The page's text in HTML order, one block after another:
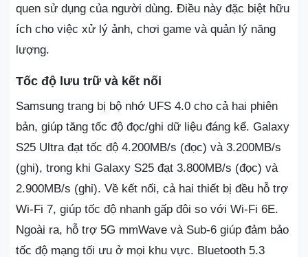
quen sử dụng của người dùng. Điều này đặc biệt hữu
ích cho việc xử lý ảnh, chơi game và quản lý năng
lượng.
Tốc độ lưu trữ và kết nối
Samsung trang bị bộ nhớ UFS 4.0 cho cả hai phiên
bản, giúp tăng tốc độ đọc/ghi dữ liệu đáng kể. Galaxy
S25 Ultra đạt tốc độ 4.200MB/s (đọc) và 3.200MB/s
(ghi), trong khi Galaxy S25 đạt 3.800MB/s (đọc) và
2.900MB/s (ghi). Về kết nối, cả hai thiết bị đều hỗ trợ
Wi-Fi 7, giúp tốc độ nhanh gấp đôi so với Wi-Fi 6E.
Ngoài ra, hỗ trợ 5G mmWave và Sub-6 giúp đảm bảo
tốc độ mạng tối ưu ở mọi khu vực. Bluetooth 5.3